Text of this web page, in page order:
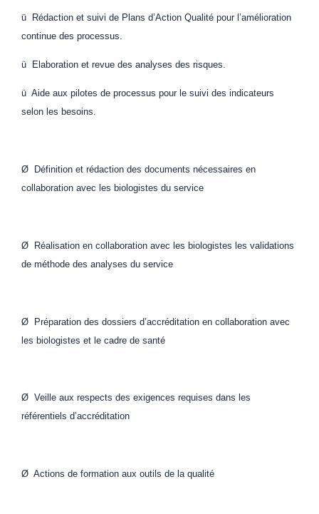
ü Rédaction et suivi de Plans d’Action Qualité pour l’amélioration
continue des processus.
ü Elaboration et revue des analyses des risques.
ü Aide aux pilotes de processus pour le suivi des indicateurs
selon les besoins.
Ø Définition et rédaction des documents nécessaires en
collaboration avec les biologistes du service
Ø Réalisation en collaboration avec les biologistes les validations
de méthode des analyses du service
Ø Préparation des dossiers d’accréditation en collaboration avec
les biologistes et le cadre de santé
Ø Veille aux respects des exigences requises dans les
référentiels d’accréditation
Ø Actions de formation aux outils de la qualité